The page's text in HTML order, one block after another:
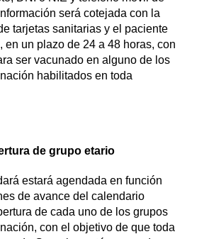
será cotejada con la
tarjetas sanitarias y el paciente
en un plazo de 24 a 48 horas, con
ser vacunado en alguno de los
habilitados en toda
de grupo etario
estará agendada en función
de avance del calendario
de cada uno de los grupos
con el objetivo de que toda